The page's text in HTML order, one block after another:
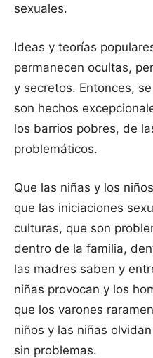
sexuales.
Ideas y teorías
permanecen ocultas,
y secretos. Entonces,
son hechos
los barrios pobres, de
problemáticos.
Que las niñas y los
que las iniciaciones
culturas, que son
dentro de la familia,
las madres saben y
niñas provocan y los
que los varones
niños y las niñas
sin problemas.